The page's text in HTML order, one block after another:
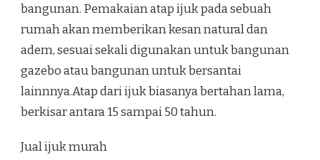
bangunan. Pemakaian atap ijuk pada sebuah
rumah akan memberikan kesan natural dan
adem, sesuai sekali digunakan untuk bangunan
gazebo atau bangunan untuk bersantai
lainnnya.Atap dari ijuk biasanya bertahan lama,
berkisar antara 15 sampai 50 tahun.
Jual ijuk murah